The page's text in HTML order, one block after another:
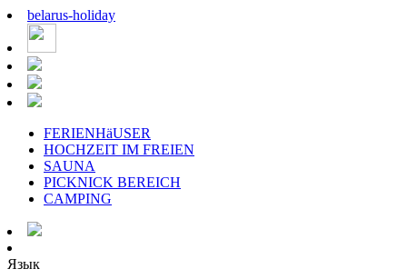
belarus-holiday
FERIENHäUSER
HOCHZEIT IM FREIEN
SAUNA
PICKNICK BEREICH
CAMPING
Язык